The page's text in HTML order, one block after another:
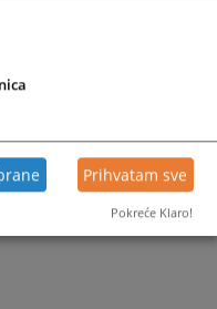
Prihvatam sve
Pokreće Klaro!